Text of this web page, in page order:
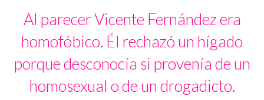
Al parecer Vicente Fernández era
homofóbico. Él rechazó un hígado
porque desconocía si provenía de un
homosexual o de un drogadicto.